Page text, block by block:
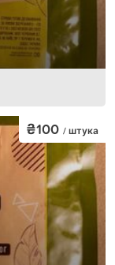
₴100 / штука